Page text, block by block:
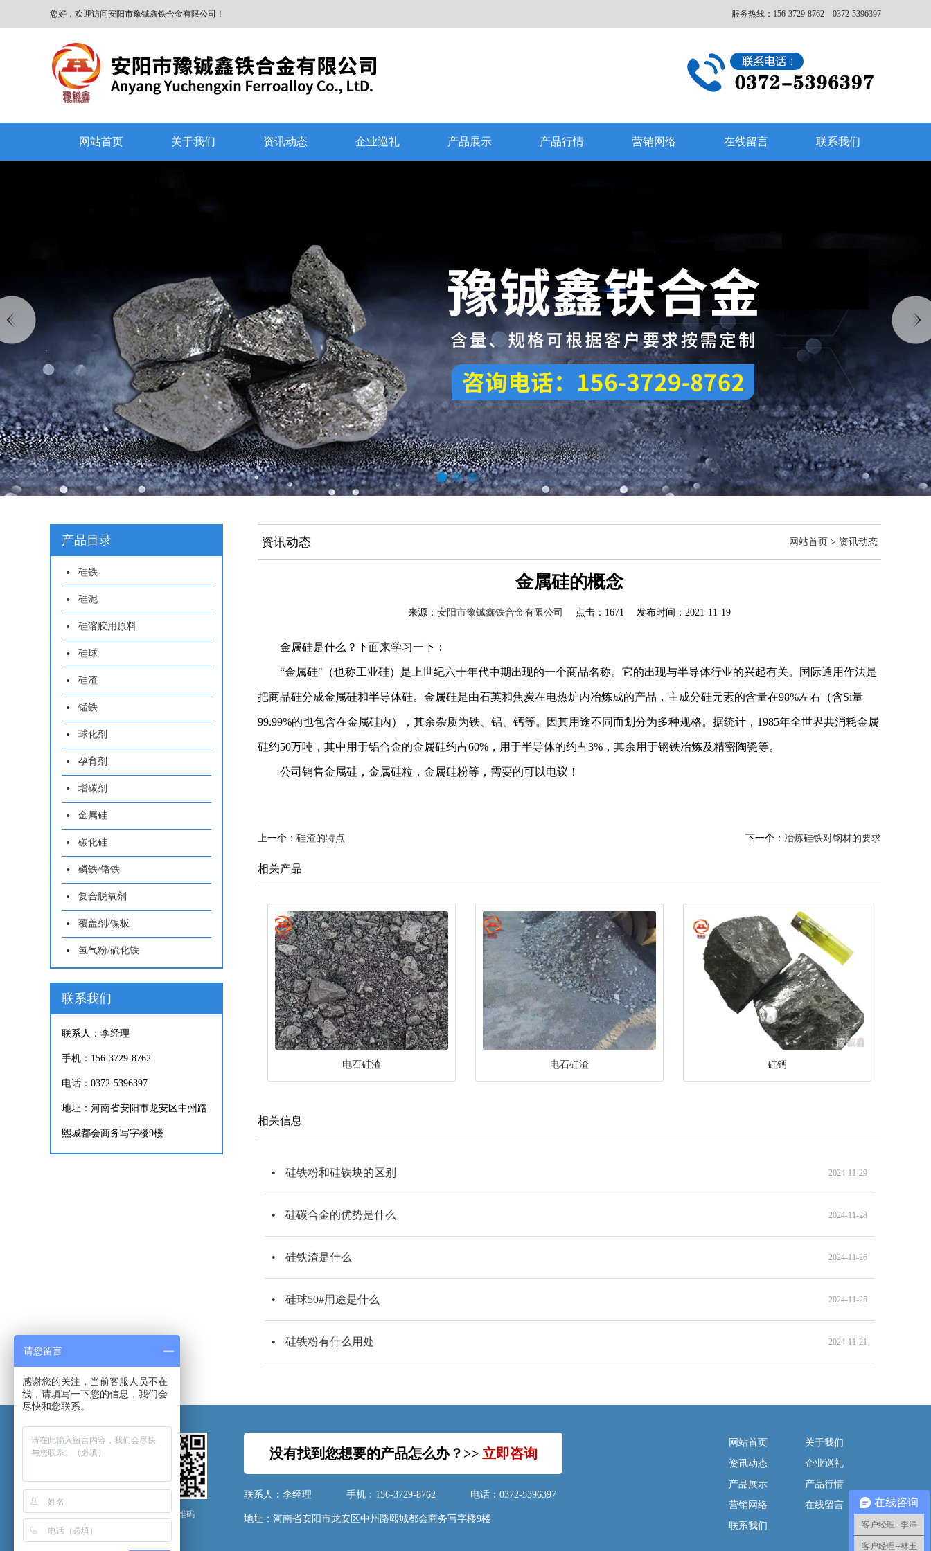
您好，欢迎访问安阳市豫铖鑫铁合金有限公司！ 服务热线：156-3729-8762 0372-5396397
网站首页 关于我们 资讯动态 企业巡礼 产品展示 产品行情 营销网络 在线留言 联系我们
产品目录
硅铁
硅泥
硅溶胶用原料
硅球
硅渣
锰铁
球化剂
孕育剂
增碳剂
金属硅
碳化硅
磷铁/铬铁
复合脱氧剂
覆盖剂/镍板
氢气粉/硫化铁
联系我们
联系人：李经理
手机：156-3729-8762
电话：0372-5396397
地址：河南省安阳市龙安区中州路
熙城都会商务写字楼9楼
资讯动态 网站首页 > 资讯动态
金属硅的概念
来源： 安阳市豫铖鑫铁合金有限公司 点击：1671 发布时间：2021-11-19
金属硅是什么？下面来学习一下：
“金属硅"（也称工业硅）是上世纪六十年代中期出现的一个商品名称。它的出现与半导体行业的兴起有关。国际通用作法是
把商品硅分成金属硅和半导体硅。金属硅是由石英和焦炭在电热炉内冶炼成的产品，主成分硅元素的含量在98%左右（含Si量
99.99%的也包含在金属硅内），其余杂质为铁、铝、钙等。因其用途不同而划分为多种规格。据统计，1985年全世界共消耗金属
硅约50万吨，其中用于铝合金的金属硅约占60%，用于半导体的约占3%，其余用于钢铁冶炼及精密陶瓷等。
公司销售金属硅，金属硅粒，金属硅粉等，需要的可以电议！
上一个： 硅渣的特点 下一个： 冶炼硅铁对钢材的要求
相关产品
电石硅渣 电石硅渣 硅钙
相关信息
硅铁粉和硅铁块的区别 2024-11-29
硅碳合金的优势是什么 2024-11-28
硅铁渣是什么 2024-11-26
硅球50#用途是什么 2024-11-25
硅铁粉有什么用处 2024-11-21
微信公众号 官网二维码
联系人：李经理 手机：156-3729-8762 电话：0372-5396397
地址：河南省安阳市龙安区中州路熙城都会商务写字楼9楼
没有找到您想要的产品怎么办？>> 立即咨询
网站首页
关于我们
资讯动态
企业巡礼
产品展示
产品行情
营销网络
在线留言
联系我们
在线咨询
客户经理--李洋
客户经理--林玉
请您留言
感谢您的关注，当前客服人员不在
线，请填写一下您的信息，我们会
尽快和您联系。